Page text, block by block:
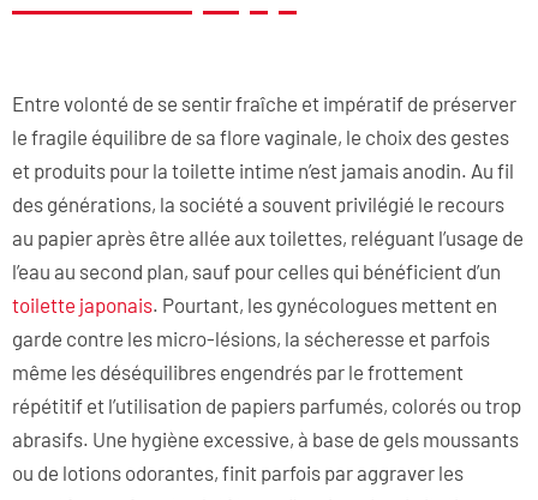
Entre volonté de se sentir fraîche et impératif de préserver
le fragile équilibre de sa flore vaginale, le choix des gestes
et produits pour la toilette intime n’est jamais anodin. Au fil
des générations, la société a souvent privilégié le recours
au papier après être allée aux toilettes, reléguant l’usage de
l’eau au second plan, sauf pour celles qui bénéficient d’un
toilette japonais. Pourtant, les gynécologues mettent en
garde contre les micro-lésions, la sécheresse et parfois
même les déséquilibres engendrés par le frottement
répétitif et l’utilisation de papiers parfumés, colorés ou trop
abrasifs. Une hygiène excessive, à base de gels moussants
ou de lotions odorantes, finit parfois par aggraver les